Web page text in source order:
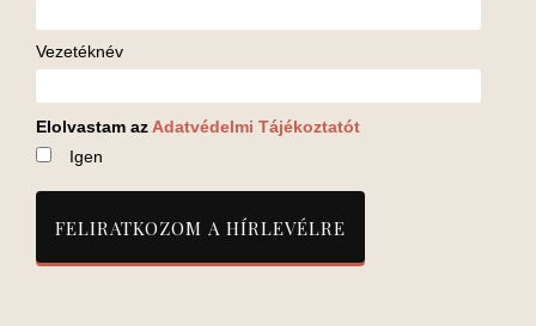
Vezetéknév
Elolvastam az Adatvédelmi Tájékoztatót
Igen